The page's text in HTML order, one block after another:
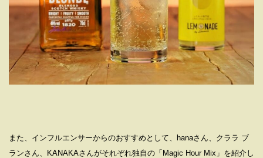
また、インフルエンサーからのおすすめとして、hanaさん、クララ ブ
ランさん、KANAKAさんがそれぞれ独自の「Magic Hour Mix」を紹介し